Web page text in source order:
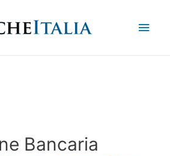
Bancaria